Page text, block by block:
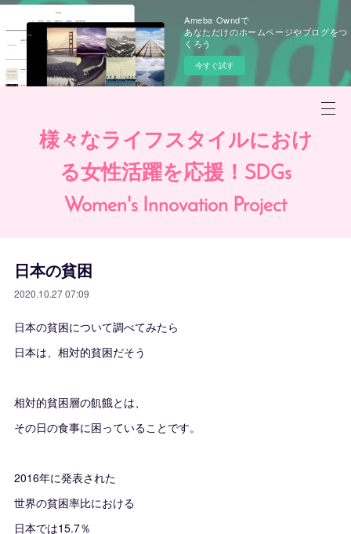
Ameba Owndで
あなただけのホームページやブログをつ
くろう
今すぐ試す
様々なライフスタイルにおけ
る女性活躍を応援！SDGs
Women's Innovation Project
日本の貧困
2020.10.27 07:09
日本の貧困について調べてみたら
日本は、相対的貧困だそう
相対的貧困層の飢餓とは、
その日の食事に困っていることです。
2016年に発表された
世界の貧困率比における
日本では15.7％